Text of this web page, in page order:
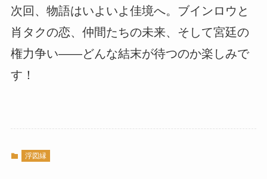
次回、物語はいよいよ佳境へ。ブインロウと
肖タクの恋、仲間たちの未来、そして宮廷の
権力争い――どんな結末が待つのか楽しみで
す！
浮図縁